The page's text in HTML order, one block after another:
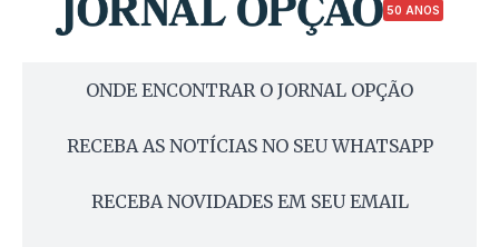
50 ANOS
ONDE ENCONTRAR O JORNAL OPÇÃO
RECEBA AS NOTÍCIAS NO SEU WHATSAPP
RECEBA NOVIDADES EM SEU EMAIL